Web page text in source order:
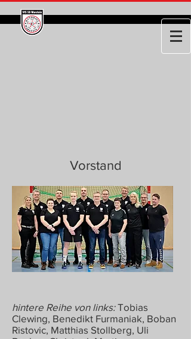
Vorstand
hintere Reihe von links:Tobias
Clewing, Benedikt Furmaniak, Boban
Ristovic, Matthias Stollberg, Uli